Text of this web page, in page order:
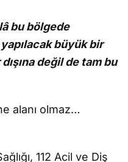
bu bölgede
büyük bir
değil de tam bu
alanı olmaz…
112 Acil ve Diş